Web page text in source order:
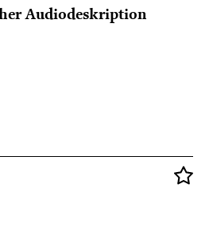
Audiodeskription